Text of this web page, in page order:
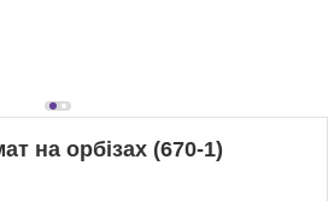
на орбізах (670-1)